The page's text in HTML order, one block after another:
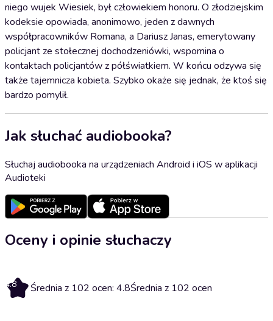
niego wujek Wiesiek, był człowiekiem honoru. O złodziejskim
kodeksie opowiada, anonimowo, jeden z dawnych
współpracowników Romana, a Dariusz Janas, emerytowany
policjant ze stołecznej dochodzeniówki, wspomina o
kontaktach policjantów z półświatkiem. W końcu odzywa się
także tajemnicza kobieta. Szybko okaże się jednak, że ktoś się
bardzo pomylił.
Jak słuchać audiobooka?
Słuchaj audiobooka na urządzeniach Android i iOS w aplikacji
Audioteki
Oceny i opinie słuchaczy
4.8 Średnia z 102 ocen: 4.8Średnia z 102 ocen